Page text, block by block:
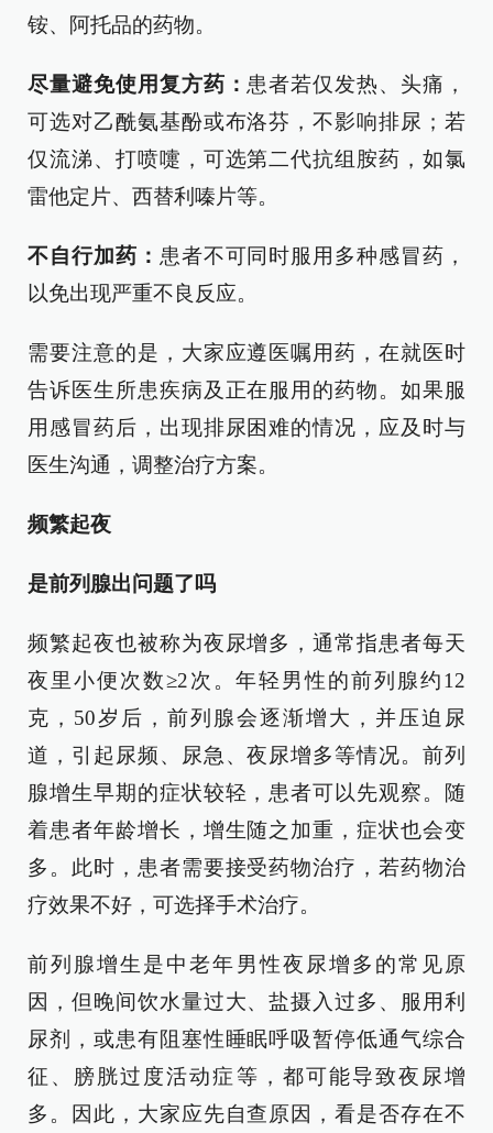
铵、阿托品的药物。
尽量避免使用复方药： 患者若仅发热、头痛，
可选对乙酰氨基酚或布洛芬，不影响排尿；若
仅流涕、打喷嚏，可选第二代抗组胺药，如氯
雷他定片、西替利嗪片等。
不自行加药： 患者不可同时服用多种感冒药，
以免出现严重不良反应。
需要注意的是，大家应遵医嘱用药，在就医时
告诉医生所患疾病及正在服用的药物。如果服
用感冒药后，出现排尿困难的情况，应及时与
医生沟通，调整治疗方案。
频繁起夜
是前列腺出问题了吗
频繁起夜也被称为夜尿增多，通常指患者每天
夜里小便次数≥2次。年轻男性的前列腺约12
克，50岁后，前列腺会逐渐增大，并压迫尿
道，引起尿频、尿急、夜尿增多等情况。前列
腺增生早期的症状较轻，患者可以先观察。随
着患者年龄增长，增生随之加重，症状也会变
多。此时，患者需要接受药物治疗，若药物治
疗效果不好，可选择手术治疗。
前列腺增生是中老年男性夜尿增多的常见原
因，但晚间饮水量过大、盐摄入过多、服用利
尿剂，或患有阻塞性睡眠呼吸暂停低通气综合
征、膀胱过度活动症等，都可能导致夜尿增
多。因此，大家应先自查原因，看是否存在不